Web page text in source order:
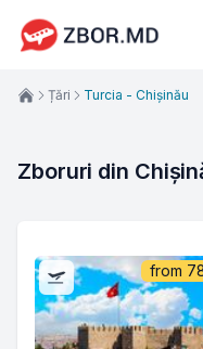
Țări Turcia - Chișinău
Zboruri din
from